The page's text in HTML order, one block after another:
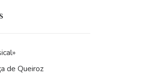
de Queiroz